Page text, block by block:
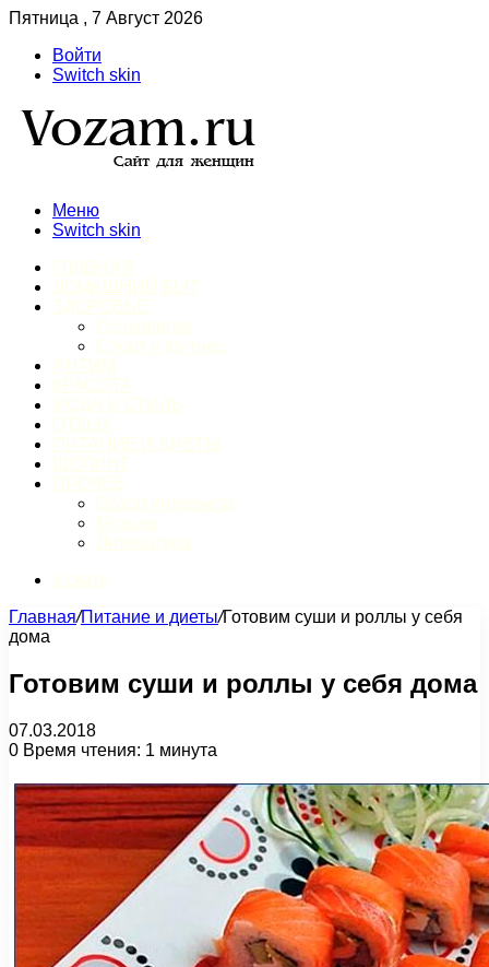
Пятница , 7 Август 2026
Войти
Switch skin
Меню
Switch skin
Главная/Питание и диеты/Готовим суши и роллы у себя
дома
Готовим суши и роллы у себя дома
07.03.2018
0 Время чтения: 1 минута